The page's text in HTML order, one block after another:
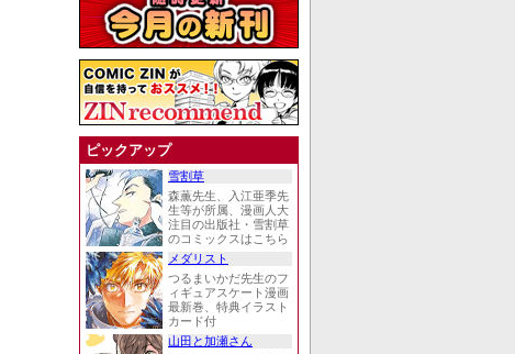
ピックアップ
雪割草
森薫先生、入江亜季先
生等が所属、漫画人大
注目の出版社・雪割草
のコミックスはこちら
メダリスト
つるまいかだ先生のフ
ィギュアスケート漫画
最新巻、特典イラスト
カード付
山田と加瀬さん